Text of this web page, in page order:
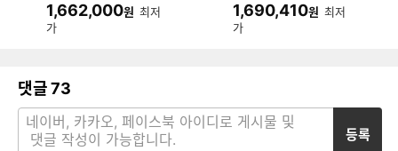
1,662,000원 최저
가
(단품)
1,690,410원 최저
가
댓글73
등록